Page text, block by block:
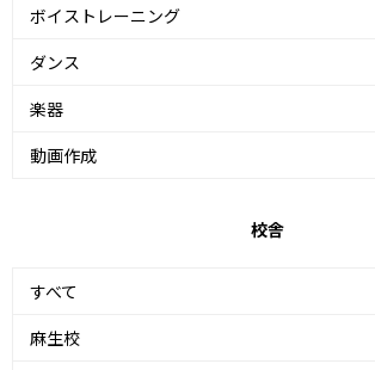
ボイストレーニング
ダンス
楽器
動画作成
校舎
すべて
麻生校